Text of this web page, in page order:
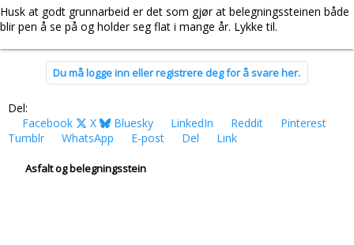
Husk at godt grunnarbeid er det som gjør at belegningssteinen både
blir pen å se på og holder seg flat i mange år. Lykke til.
Du må logge inn eller registrere deg for å svare her.
Del:
Facebook
X Bluesky LinkedIn Reddit
Pinterest
Tumblr
WhatsApp E-post Del Link
Asfalt og belegningsstein